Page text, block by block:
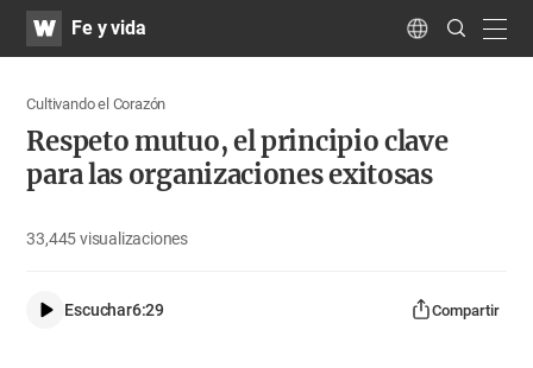
WATVFe y vida Language
Search
Submit
Cultivando el Corazón
Respeto mutuo, el principio clave
para las organizaciones exitosas
33,445visualizaciones
Escuchar6:29 Compartir